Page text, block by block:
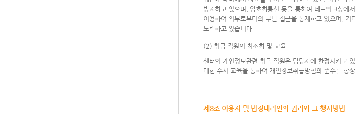
방지하고 있으며, 암호화통신 등을 통하여 네트워크상에
이용하여 외부로부터의 무단 접근을 통제하고 있으며, 기
노력하고 있습니다.
(2) 취급 직원의 최소화 및 교육
센터의 개인정보관련 취급 직원은 담당자에 한정시키고
대한 수시 교육을 통하여 개인정보취급방침의 준수를 항
제8조 이용자 및 법정대리인의 권리와 그 행사방법